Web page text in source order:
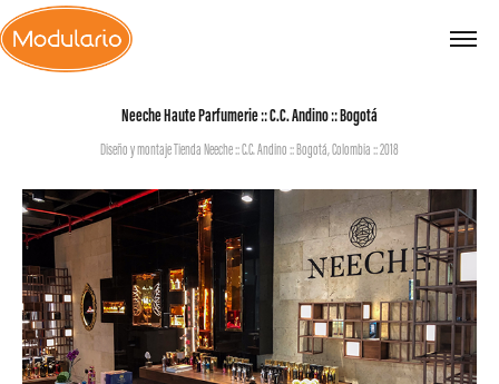
Neeche Haute Parfumerie :: C.C. Andino :: Bogotá
Diseño y montaje Tienda Neeche :: C.C. Andino :: Bogotá, Colombia :: 2018